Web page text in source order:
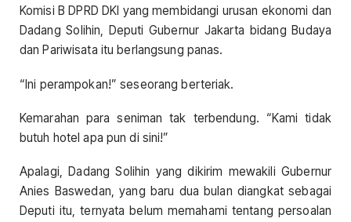
Komisi B DPRD DKI yang membidangi urusan ekonomi dan
Dadang Solihin, Deputi Gubernur Jakarta bidang Budaya
dan Pariwisata itu berlangsung panas.
“Ini perampokan!” seseorang berteriak.
Kemarahan para seniman tak terbendung. “Kami tidak
butuh hotel apa pun di sini!”
Apalagi, Dadang Solihin yang dikirim mewakili Gubernur
Anies Baswedan, yang baru dua bulan diangkat sebagai
Deputi itu, ternyata belum memahami tentang persoalan